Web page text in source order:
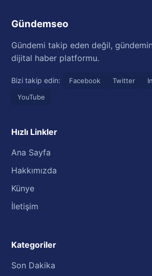
Gündemseo
Gündemi takip eden değil,
dijital haber platformu.
Bizi takip edin: Facebook Twitter
YouTube
Hızlı Linkler
Ana Sayfa
Hakkımızda
Künye
İletişim
Kategoriler
Son Dakika